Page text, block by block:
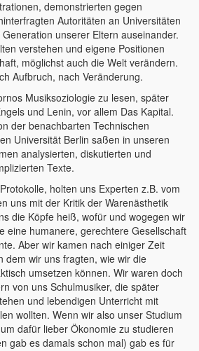
demonstrierten gegen
Autoritäten an Universitäten
unserer Eltern auseinander.
verstehen und eigene Positionen
möglichst auch die Welt verändern.
Aufbruch, nach Veränderung.
Musiksoziologie zu lesen, später
und Lenin, vor allem Das Kapital.
der benachbarten Technischen
Universität Berlin saßen in unseren
analysierten, diskutierten und
Texte.
holten uns Experten z.B. vom
uns mit der Kritik der Warenästhetik
die Köpfe heiß, wofür und wogegen wir
eine humanere, gerechtere Gesellschaft
Aber wir kamen nach einiger Zeit
dem wir uns fragten, wie wir die
umsetzen können. Wir waren doch
von uns Schulmusiker, die später
und lebendigen Unterricht mit
wollten. Wenn wir also unser Studium
dafür lieber Ökonomie zu studieren
gab es damals schon mal) gab es für